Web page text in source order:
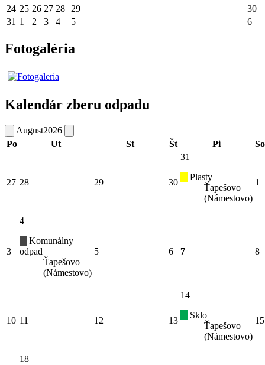
24 25 26 27 28 29
30
31 1 2 3 4 5 6
Fotogaléria
Kalendár zberu odpadu
August2026
Po
Ut St Št Pi So
27 28 29 30
31
Plasty
Ťapešovo
(Námestovo)
1
3
4
Komunálny
odpad
Ťapešovo
(Námestovo)
5 6 7 8
10 11 12 13
14
Sklo
Ťapešovo
(Námestovo)
15
18